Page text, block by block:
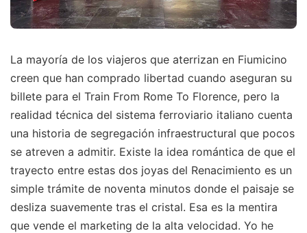
La mayoría de los viajeros que aterrizan en Fiumicino
creen que han comprado libertad cuando aseguran su
billete para el Train From Rome To Florence, pero la
realidad técnica del sistema ferroviario italiano cuenta
una historia de segregación infraestructural que pocos
se atreven a admitir. Existe la idea romántica de que el
trayecto entre estas dos joyas del Renacimiento es un
simple trámite de noventa minutos donde el paisaje se
desliza suavemente tras el cristal. Esa es la mentira
que vende el marketing de la alta velocidad. Yo he